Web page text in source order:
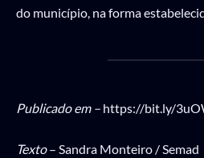
do município, na forma
Publicado em – https://bit.ly/
Texto– Sandra Monteiro / Semad